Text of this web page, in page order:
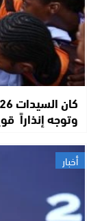
وتوجه إنذاراً
أخبار